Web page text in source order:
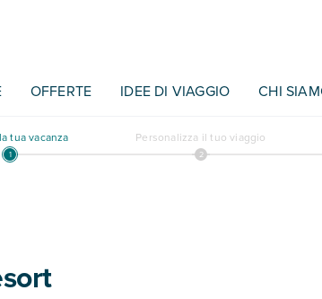
OFFERTE IDEE DI VIAGGIO CHI
tua vacanza Personalizza il tuo viaggio